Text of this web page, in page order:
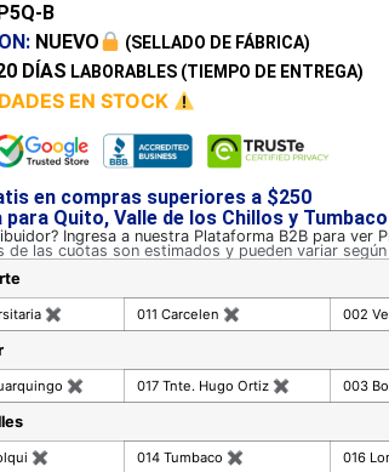
B
NUEVO (SELLADO DE FÁBRICA)
DÍAS LABORABLES (TIEMPO DE ENTREGA)
EN STOCK
en compras superiores a $250
para Quito, Valle de los Chillos y Tumbaco
Ingresa a nuestra Plataforma B2B para ver
de las cuotas son estimados y pueden variar
✖ 011 Carcelen ✖ 002
✖ 017 Tnte. Hugo Ortiz ✖ 003
✖ 014 Tumbaco ✖ 016